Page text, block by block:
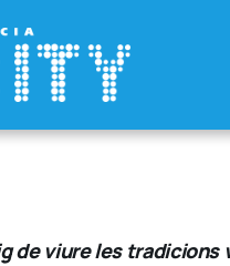
de viure les tradicions